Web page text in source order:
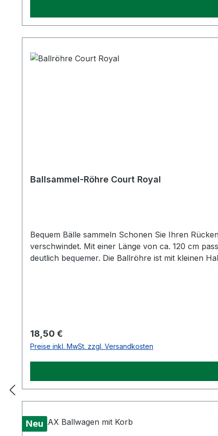
Ballsammel-Röhre Court Royal
Bequem Bälle sammeln Schonen Sie Ihren
verschwindet. Mit einer Länge von ca. 120 cm
deutlich bequemer. Die Ballröhre ist mit kleinen
Regulärer Preis:
18,50 €
Preise inkl. MwSt. zzgl. Versandkosten
Neu